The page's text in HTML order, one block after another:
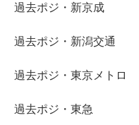
過去ポジ・新京成
過去ポジ・新潟交通
過去ポジ・東京メトロ
過去ポジ・東急